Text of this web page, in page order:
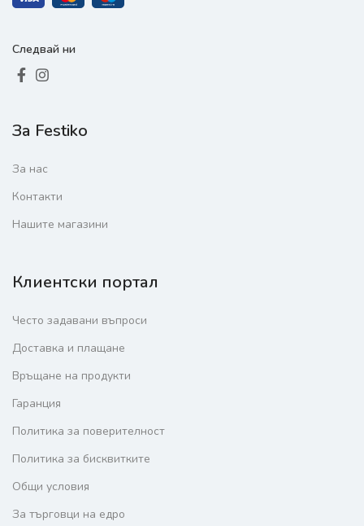
Следвай ни
За Festiko
За нас
Контакти
Нашите магазини
Клиентски портал
Често задавани въпроси
Доставка и плащане
Връщане на продукти
Гаранция
Политика за поверителност
Политика за бисквитките
Общи условия
За търговци на едро